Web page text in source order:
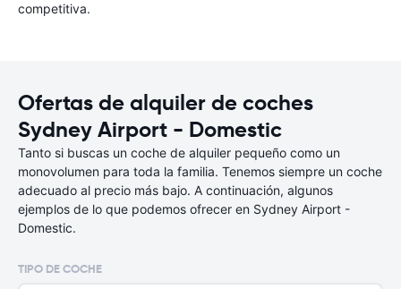
competitiva.
Ofertas de alquiler de coches
Sydney Airport - Domestic
Tanto si buscas un coche de alquiler pequeño como un
monovolumen para toda la familia. Tenemos siempre un coche
adecuado al precio más bajo. A continuación, algunos
ejemplos de lo que podemos ofrecer en Sydney Airport -
Domestic.
TIPO DE COCHE